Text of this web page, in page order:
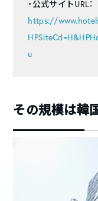
・公式サイトURL：
https://
u
その規模は韓